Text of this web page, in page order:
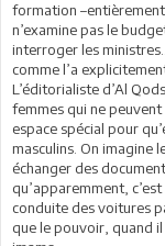
formation
n’examine pas le
interroger les
comme l’a
L’éditorialiste d’Al
femmes qui ne
espace spécial pour
masculins. On imagine
échanger des
qu’apparemment,
conduite des voitures
que le pouvoir, quand